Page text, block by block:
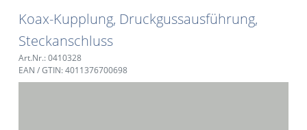
Koax-Kupplung, Druckgussausführung,
Steckanschluss
Art.Nr.: 0410328
EAN / GTIN: 4011376700698